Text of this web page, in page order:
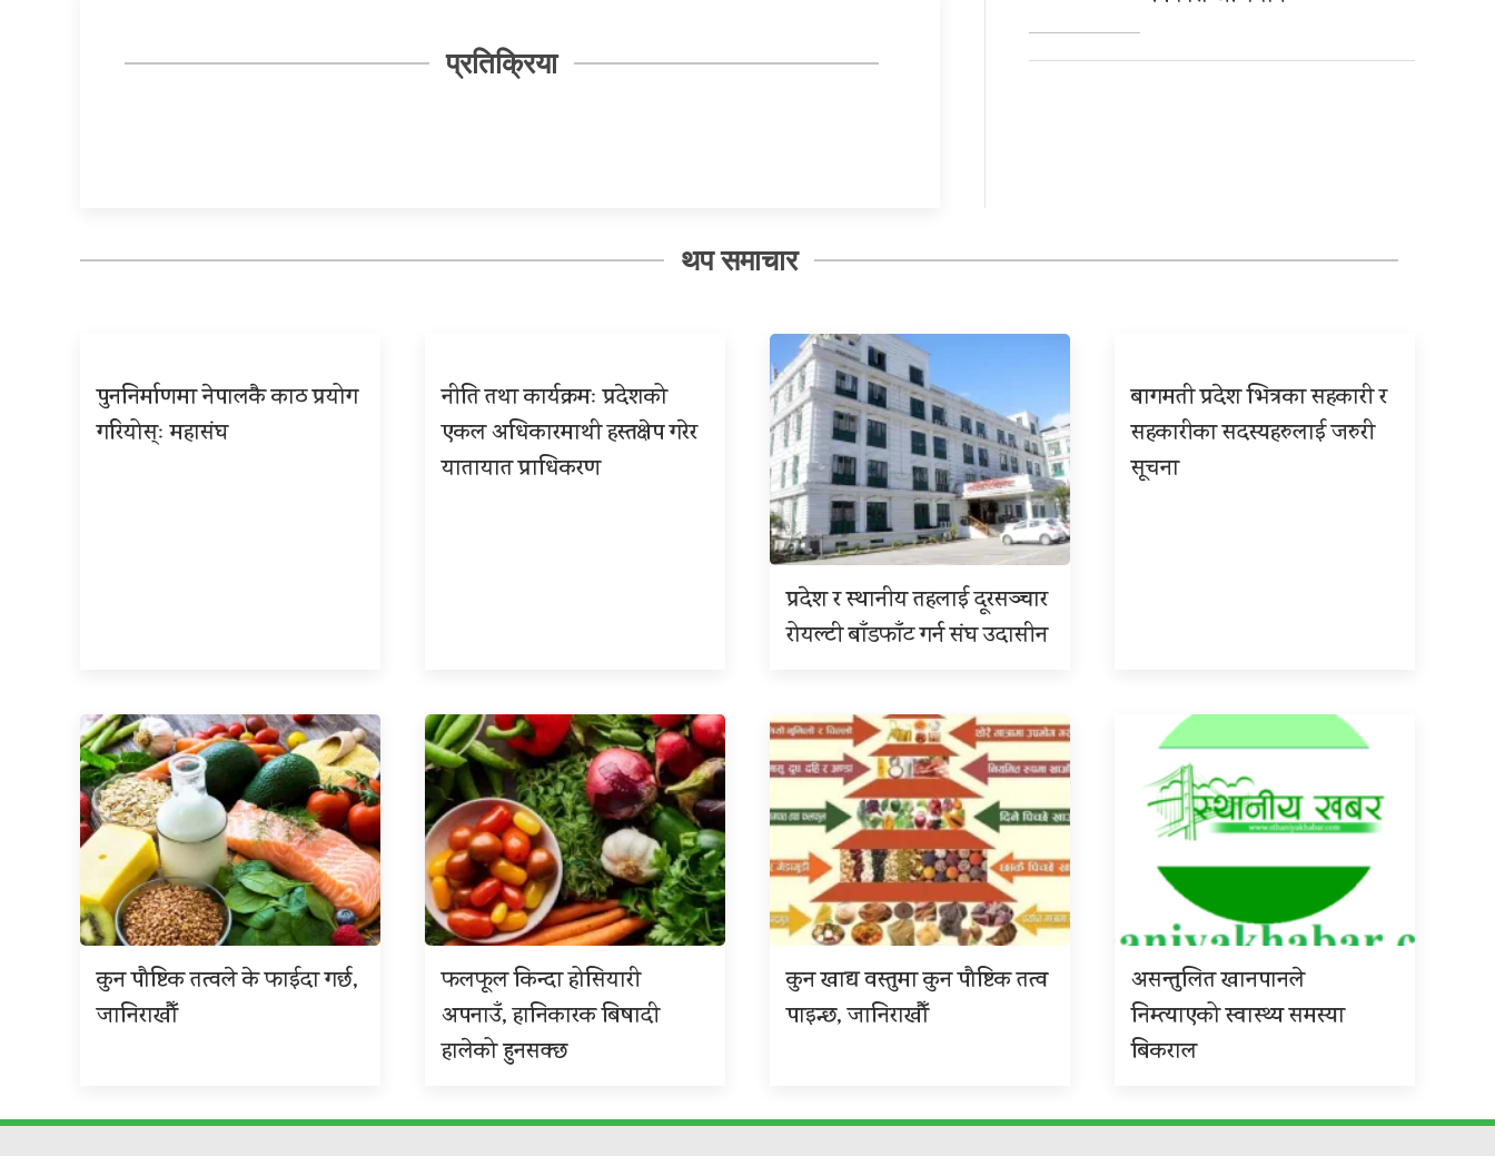
प्रतिक्रिया
थप समाचार
पुननिर्माणमा नेपालकै काठ प्रयोग
गरियोस्ः महासंघ
नीति तथा कार्यक्रमः प्रदेशको
एकल अधिकारमाथी हस्तक्षेप गरेर
यातायात प्राधिकरण
प्रदेश र स्थानीय तहलाई दूरसञ्चार
रोयल्टी बाँडफाँट गर्न संघ उदासीन
बागमती प्रदेश भित्रका सहकारी र
सहकारीका सदस्यहरुलाई जरुरी
सूचना
कुन पौष्टिक तत्वले के फाईदा गर्छ,
जानिराखौँ
फलफूल किन्दा होसियारी
अपनाउँ, हानिकारक बिषादी
हालेको हुनसक्छ
कुन खाद्य वस्तुमा कुन पौष्टिक तत्व
पाइन्छ, जानिराखौँ
असन्तुलित खानपानले
निम्त्याएको स्वास्थ्य समस्या
बिकराल